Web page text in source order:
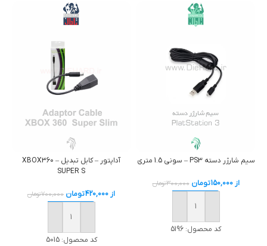
سيم شارژر دسته PS3 – سوني 1.5 متری
از150,000تومان 300,000تومان
خرید
کد محصول: 5196
آداپتور – کابل تبديل – XBOX360
SUPER S
از 420,000تومان 700,000تومان
خرید
کد محصول:5015